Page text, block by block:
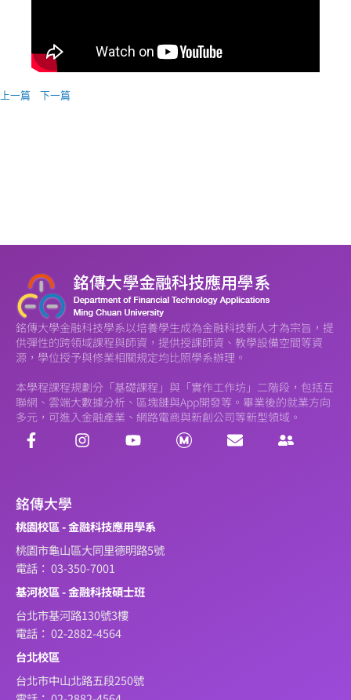
上一篇 下一篇
銘傳大學金融科技學系以培養學生成為金融科技新人才為宗旨，提
供彈性的跨領域課程與師資，提供授課師資、教學設備空間等資
源，學位授予與修業相關規定均比照學系辦理。
本學程課程規劃分「基礎課程」與「實作工作坊」二階段，包括互
聯網、雲端大數據分析、區塊鏈與App開發等。畢業後的就業方向
多元，可進入金融產業、網路電商與新創公司等新型領域。
銘傳大學
桃園校區 - 金融科技應用學系
桃園市龜山區大同里德明路5號
電話： 03-350-7001
基河校區 - 金融科技碩士班
台北市基河路130號3樓
電話： 02-2882-4564
台北校區
台北市中山北路五段250號